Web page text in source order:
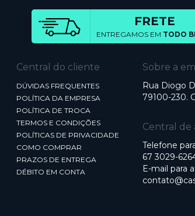
FRETE
ENTREGAMOS EM TODO
Central do cliente
DÚVIDAS FREQUENTES
POLÍTICA DA EMPRESA
POLÍTICA DE TROCA
TERMOS E CONDIÇÕES
POLÍTICAS DE PRIVACIDADE
COMO COMPRAR
PRAZOS DE ENTREGA
DÉBITO EM CONTA
Sobre a
Rua Diogo
79100-230.
Central
Telefone
67 3029-
E-mail para